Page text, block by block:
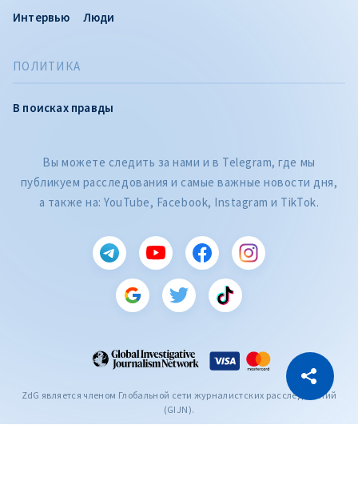
Скопировать ссылку
ПОЛИТИКА
В поисках правды
Интервью Люди
Вы можете следить за нами и в Telegram, где мы
публикуем расследования и самые важные новости дня,
а также на: YouTube, Facebook, Instagram и TikTok.
ZdG является членом Глобальной сети журналистских расследований
(GIJN).
CITEȘTE